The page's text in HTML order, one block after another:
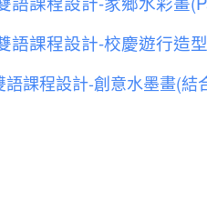
語課程設計-家鄉水彩畫
語課程設計-校慶遊行造
語課程設計-創意水墨畫(結